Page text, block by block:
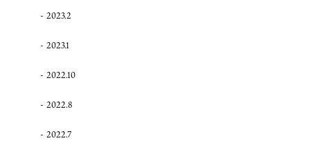
2023.2
2023.1
2022.10
2022.8
2022.7